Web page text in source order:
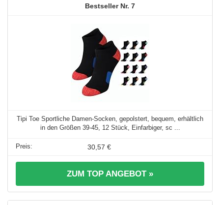
7
Tipi Toe Sportliche Damen-Socken, gepolstert, bequem, erhältlich
in den Größen 39-45, 12 Stück, Einfarbiger, sc ...
30,57 €
ZUM TOP ANGEBOT »